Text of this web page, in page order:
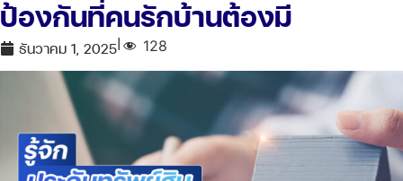
ป้องกันที่คนรักบ้านต้องมี
ธันวาคม 1, 2025| 128